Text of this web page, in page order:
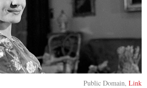
Public Domain,Link